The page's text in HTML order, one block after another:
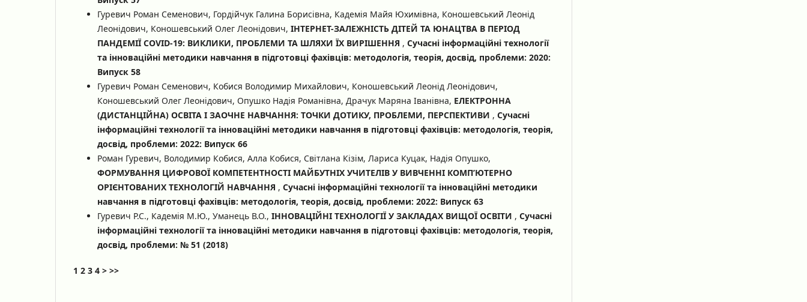
Гуревич Роман Семенович, Гордійчук Галина Борисівна, Кадемія Майя Юхимівна, Коношевський Леонід
Леонідович, Коношевський Олег Леонідович, ІНТЕРНЕТ-ЗАЛЕЖНІСТЬ ДІТЕЙ ТА ЮНАЦТВА В ПЕРІОД
ПАНДЕМІЇ COVID-19: ВИКЛИКИ, ПРОБЛЕМИ ТА ШЛЯХИ ЇХ ВИРІШЕННЯ , Сучасні інформаційні технології
та інноваційні методики навчання в підготовці фахівців: методологія, теорія, досвід, проблеми: 2020:
Випуск 58
Гуревич Роман Семенович, Кобися Володимир Михайлович, Коношевський Леонід Леонідович,
Коношевський Олег Леонідович, Опушко Надія Романівна, Драчук Маряна Іванівна, ЕЛЕКТРОННА
(ДИСТАНЦІЙНА) ОСВІТА І ЗАОЧНЕ НАВЧАННЯ: ТОЧКИ ДОТИКУ, ПРОБЛЕМИ, ПЕРСПЕКТИВИ , Сучасні
інформаційні технології та інноваційні методики навчання в підготовці фахівців: методологія, теорія,
досвід, проблеми: 2022: Випуск 66
Роман Гуревич, Володимир Кобися, Алла Кобися, Світлана Кізім, Лариса Куцак, Надія Опушко,
ФОРМУВАННЯ ЦИФРОВОЇ КОМПЕТЕНТНОСТІ МАЙБУТНІХ УЧИТЕЛІВ У ВИВЧЕННІ КОМП’ЮТЕРНО
ОРІЄНТОВАНИХ ТЕХНОЛОГІЙ НАВЧАННЯ , Сучасні інформаційні технології та інноваційні методики
навчання в підготовці фахівців: методологія, теорія, досвід, проблеми: 2022: Випуск 63
Гуревич Р.С., Кадемія М.Ю., Уманець В.О., ІННОВАЦІЙНІ ТЕХНОЛОГІЇ У ЗАКЛАДАХ ВИЩОЇ ОСВІТИ , Сучасні
інформаційні технології та інноваційні методики навчання в підготовці фахівців: методологія, теорія,
досвід, проблеми: № 51 (2018)
1 2 3 4 > >>